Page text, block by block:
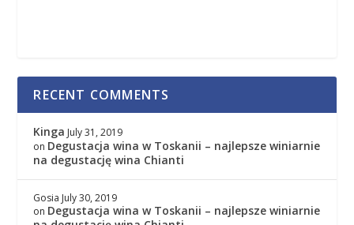
RECENT COMMENTS
Kinga July 31, 2019
on Degustacja wina w Toskanii – najlepsze winiarnie
na degustację wina Chianti
Gosia July 30, 2019
on Degustacja wina w Toskanii – najlepsze winiarnie